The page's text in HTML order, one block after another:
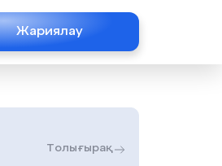
Жариялау
Толығырақ